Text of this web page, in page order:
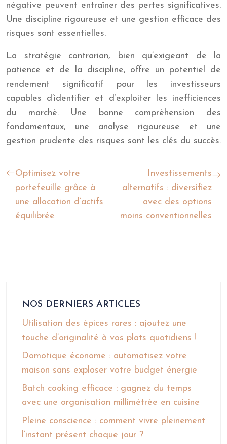
négative peuvent entraîner des pertes significatives.
Une discipline rigoureuse et une gestion efficace des
risques sont essentielles.
La stratégie contrarian, bien qu’exigeant de la
patience et de la discipline, offre un potentiel de
rendement significatif pour les investisseurs
capables d’identifier et d’exploiter les inefficiences
du marché. Une bonne compréhension des
fondamentaux, une analyse rigoureuse et une
gestion prudente des risques sont les clés du succès.
Optimisez votre
portefeuille grâce à
une allocation d’actifs
équilibrée
Investissements
alternatifs : diversifiez
avec des options
moins conventionnelles
NOS DERNIERS ARTICLES
Utilisation des épices rares : ajoutez une
touche d’originalité à vos plats quotidiens !
Domotique économe : automatisez votre
maison sans exploser votre budget énergie
Batch cooking efficace : gagnez du temps
avec une organisation millimétrée en cuisine
Pleine conscience : comment vivre pleinement
l’instant présent chaque jour ?